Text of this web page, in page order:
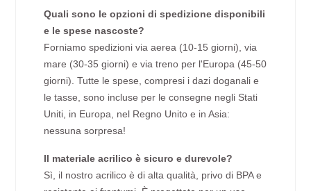
Quali sono le opzioni di spedizione disponibili
e le spese nascoste?
Forniamo spedizioni via aerea (10-15 giorni), via
mare (30-35 giorni) e via treno per l'Europa (45-50
giorni). Tutte le spese, compresi i dazi doganali e
le tasse, sono incluse per le consegne negli Stati
Uniti, in Europa, nel Regno Unito e in Asia:
nessuna sorpresa!
Il materiale acrilico è sicuro e durevole?
Sì, il nostro acrilico è di alta qualità, privo di BPA e